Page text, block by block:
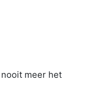
meer het